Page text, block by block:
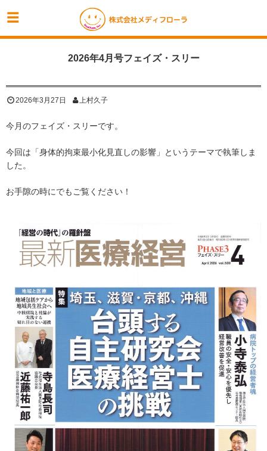
2026年4月号フェイズ・スリー
2026年3月27日 上村久子
今月のフェイズ・スリーです。
今回は「身体的拘束最小化見直しの影響」というテーマで執筆しま
した。
お手隙の時にでもご覧ください！